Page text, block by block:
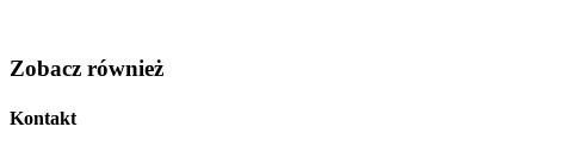
Zobacz również
Kontakt